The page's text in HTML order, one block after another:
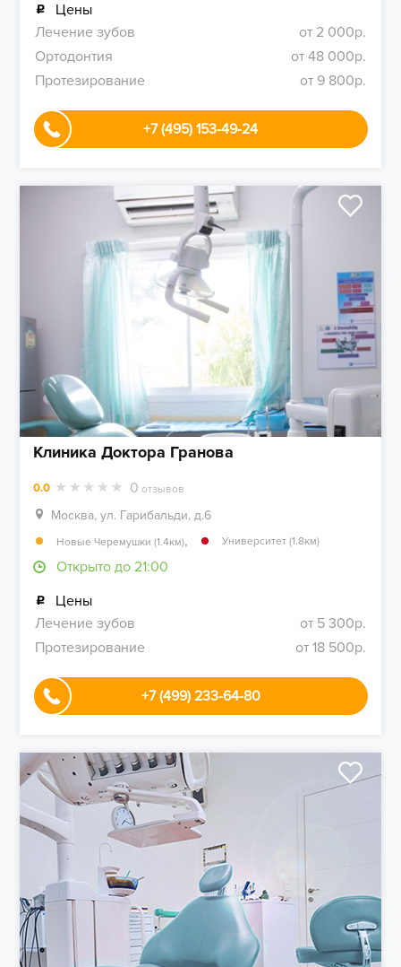
Цены
Лечение зубов
от 2 000р.
Ортодонтия
от 48 000р.
Протезирование
от 9 800р.
+7 (495) 153-49-24
Клиника Доктора Гранова
0.0 0 отзывов
Москва, ул. Гарибальди, д.6
Новые Черемушки (1.4км), Университет (1.8км)
Открыто до 21:00
Цены
Лечение зубов
от 5 300р.
Протезирование
от 18 500р.
+7 (499) 233-64-80